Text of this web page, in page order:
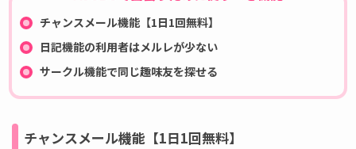
チャンスメール機能【1日1回無料】
日記機能の利用者はメルレが少ない
サークル機能で同じ趣味友を探せる
チャンスメール機能【1日1回無料】